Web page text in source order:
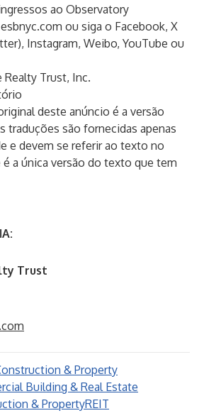
ao Observatory
esbnyc.com ou siga o Facebook, X
, Instagram, Weibo, YouTube ou
Realty Trust, Inc.
deste anúncio é a versão
traduções são fornecidas apenas
e devem se referir ao texto no
a única versão do texto que tem
Trust
& Property
Building & Real Estate
& PropertyREIT